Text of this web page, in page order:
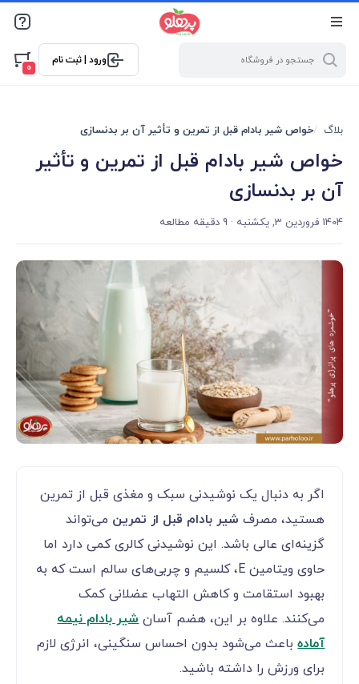
@media screen and (max-width: 500px) { .w-ch{bottom: 125px
!important; left:5px !important;} }
ورود | ثبت نام
0
بلاگ خواص شیر بادام قبل از تمرین و تأثیر آن بر بدنسازی
خواص شیر بادام قبل از تمرین و تأثیر
آن بر بدنسازی
1404 فروردین 3, یکشنبه · 9 دقیقه مطالعه
اگر به دنبال یک نوشیدنی سبک و مغذی قبل از تمرین
هستید، مصرف شیر بادام قبل از تمرین می‌تواند
گزینه‌ای عالی باشد. این نوشیدنی کالری کمی دارد اما
حاوی ویتامین E، کلسیم و چربی‌های سالم است که به
بهبود استقامت و کاهش التهاب عضلانی کمک
می‌کنند. علاوه بر این، هضم آسانشیر بادام نیمه
آمادهباعث می‌شود بدون احساس سنگینی، انرژی لازم
برای ورزش را داشته باشید.